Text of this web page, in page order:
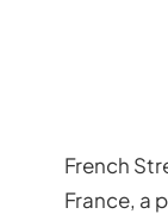
French
France, a